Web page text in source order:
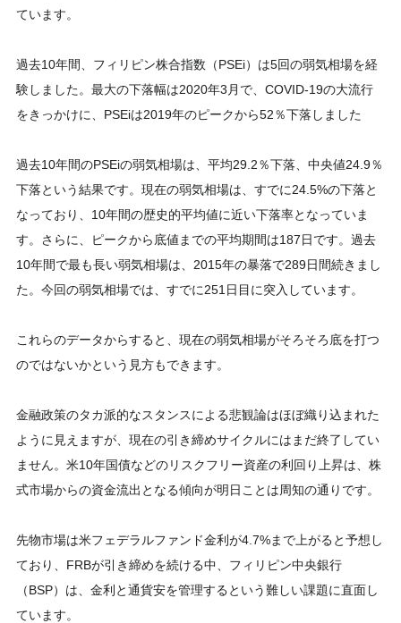
ています。
過去10年間、フィリピン株合指数（PSEi）は5回の弱気相場を経
験しました。最大の下落幅は2020年3月で、COVID-19の大流行
をきっかけに、PSEiは2019年のピークから52％下落しました
過去10年間のPSEiの弱気相場は、平均29.2％下落、中央値24.9％
下落という結果です。現在の弱気相場は、すでに24.5%の下落と
なっており、10年間の歴史的平均値に近い下落率となっていま
す。さらに、ピークから底値までの平均期間は187日です。過去
10年間で最も長い弱気相場は、2015年の暴落で289日間続きまし
た。今回の弱気相場では、すでに251日目に突入しています。
これらのデータからすると、現在の弱気相場がそろそろ底を打つ
のではないかという見方もできます。
金融政策のタカ派的なスタンスによる悲観論はほぼ織り込まれた
ように見えますが、現在の引き締めサイクルにはまだ終了してい
ません。米10年国債などのリスクフリー資産の利回り上昇は、株
式市場からの資金流出となる傾向が明日ことは周知の通りです。
先物市場は米フェデラルファンド金利が4.7%まで上がると予想し
ており、FRBが引き締めを続ける中、フィリピン中央銀行
（BSP）は、金利と通貨安を管理するという難しい課題に直面し
ています。